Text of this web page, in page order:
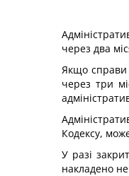
через два
Якщо справи
через три
Кодексу,
У разі
накладено